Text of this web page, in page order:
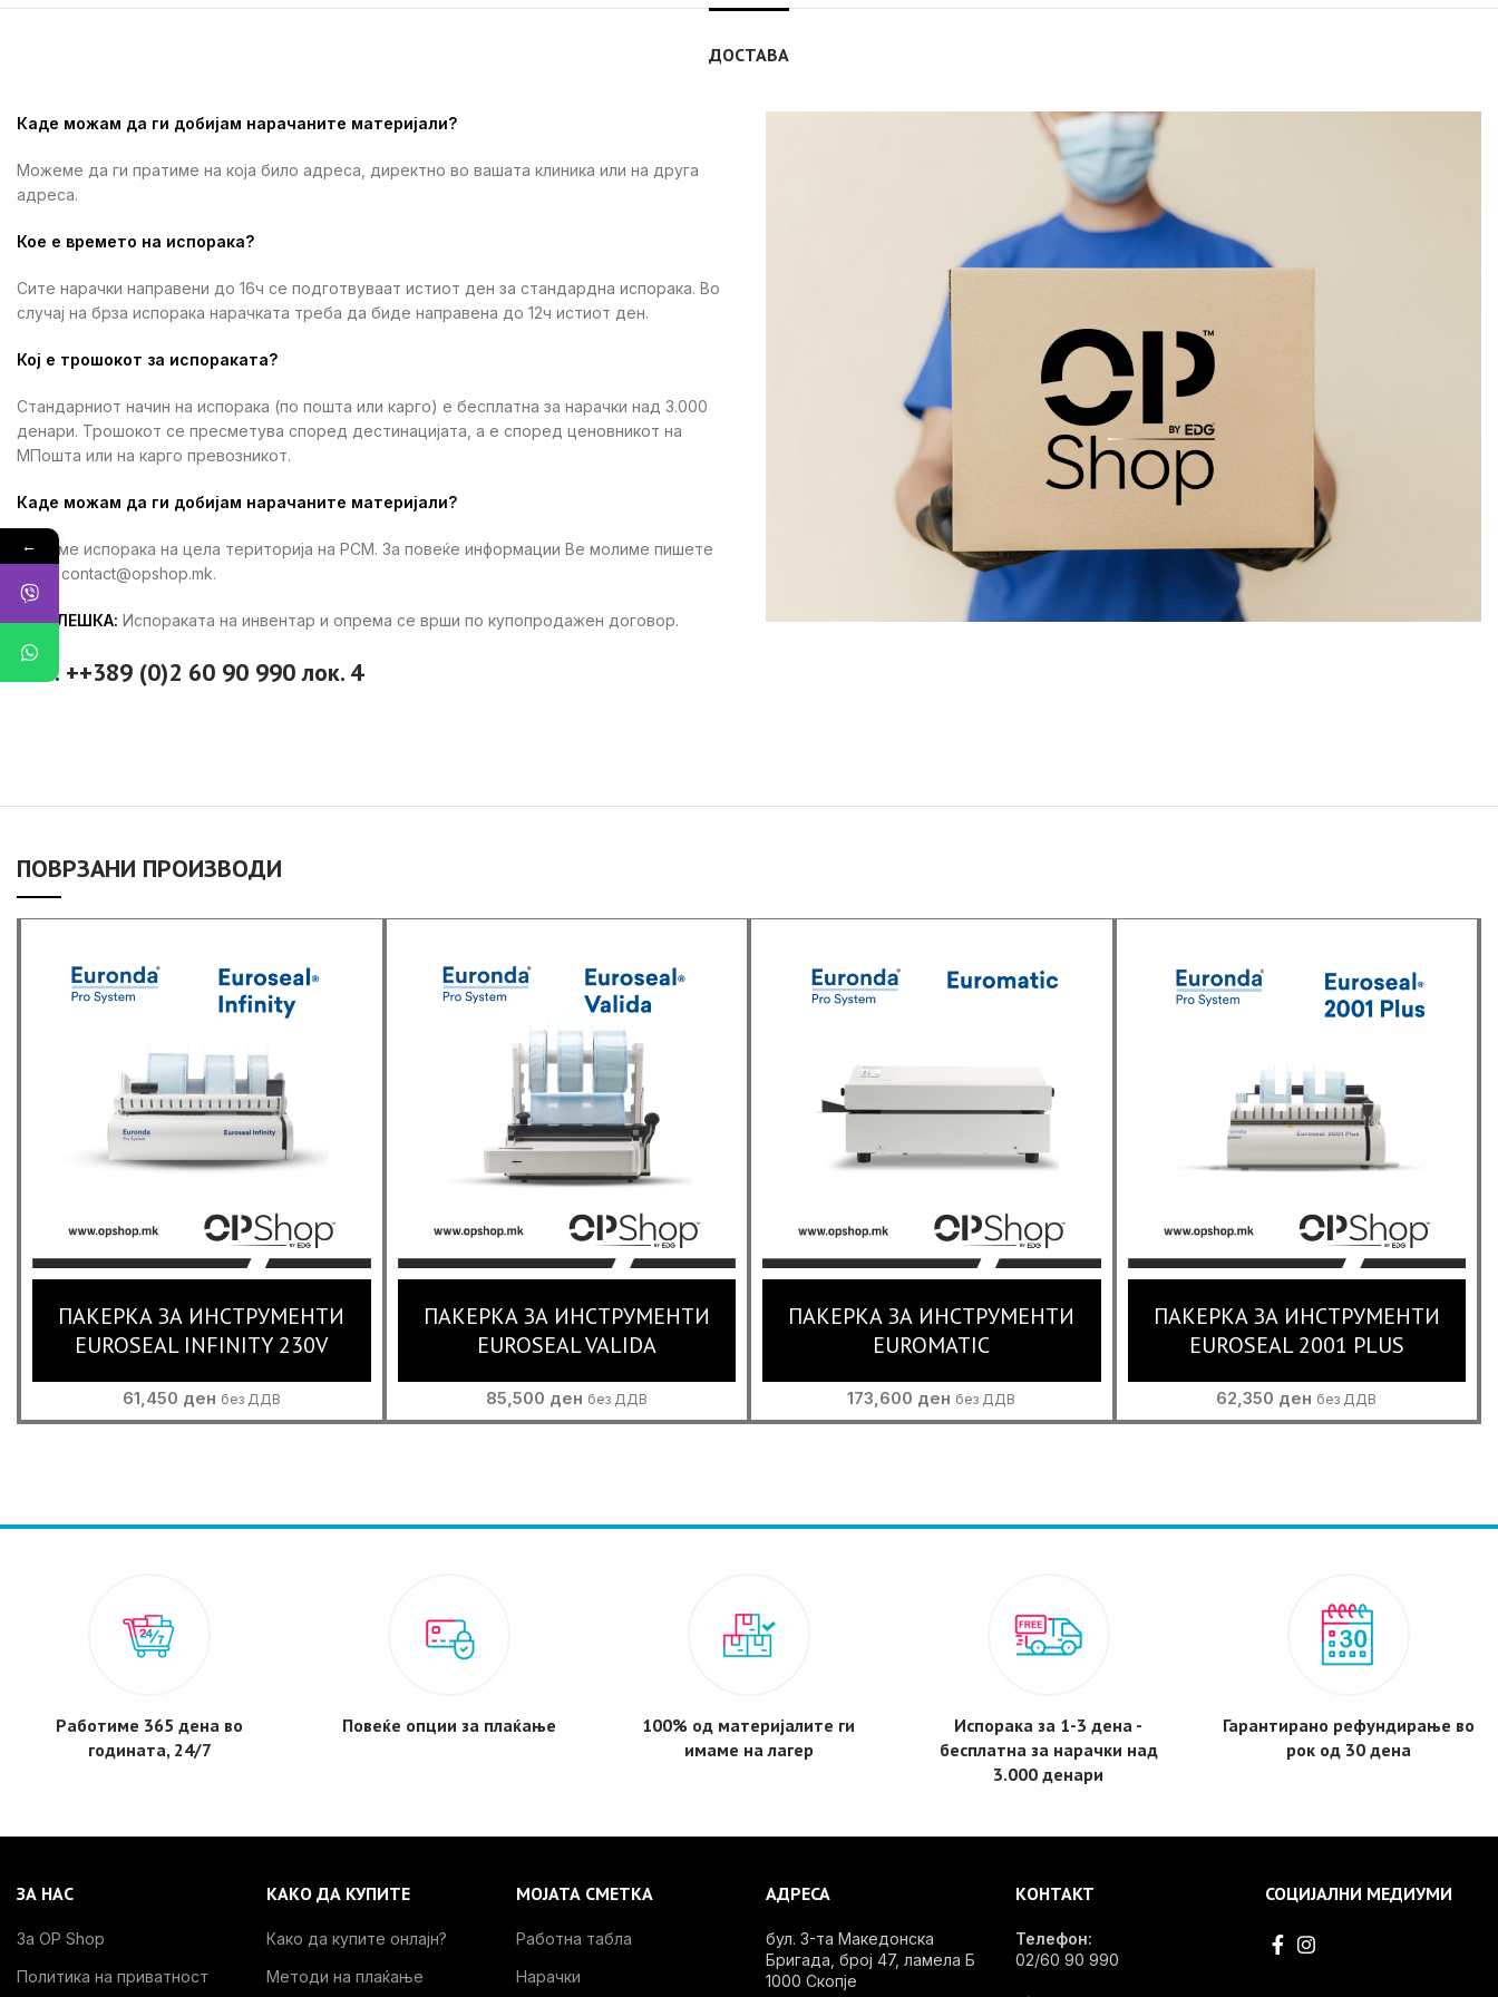
ДОСТАВА
Каде можам да ги добијам нарачаните материјали?
Можеме да ги пратиме на која било адреса, директно во вашата клиника или на друга
адреса.
Кое е времето на испорака?
Сите нарачки направени до 16ч се подготвуваат истиот ден за стандардна испорака. Во
случај на брза испорака нарачката треба да биде направена до 12ч истиот ден.
Кој е трошокот за испораката?
Стандарниот начин на испорака (по пошта или карго) е бесплатна за нарачки над 3.000
денари. Трошокот се пресметува според дестинацијата, а е според ценовникот на
МПошта или на карго превозникот.
Каде можам да ги добијам нарачаните материјали?
Вршиме испорака на цела територија на РСМ. За повеќе информации Ве молиме пишете
ни на contact@opshop.mk.
ЗАБЕЛЕШКА: Испораката на инвентар и опрема се врши по купопродажен договор.
тел: ++389 (0)2 60 90 990 лок. 4
ПОВРЗАНИ ПРОИЗВОДИ
ПАКЕРКА ЗА ИНСТРУМЕНТИ
EUROSEAL INFINITY 230V
61,450 ден без ДДВ
ПАКЕРКА ЗА ИНСТРУМЕНТИ
EUROSEAL VALIDA
85,500 ден без ДДВ
ПАКЕРКА ЗА ИНСТРУМЕНТИ
EUROMATIC
173,600 ден без ДДВ
ПАКЕРКА ЗА ИНСТРУМЕНТИ
EUROSEAL 2001 PLUS
62,350 ден без ДДВ
Работиме 365 дена во
годината, 24/7
Повеќе опции за плаќање
100% од материјалите ги
имаме на лагер
Испорака за 1-3 дена -
бесплатнa за нарачки над
3.000 денари
Гарантирано рефундирање во
рок од 30 дена
ЗА НАС
За OP Shop
Политика на приватност
КАКО ДА КУПИТЕ
Како да купите онлајн?
Методи на плаќање
МОЈАТА СМЕТКА
Работна табла
Нарачки
АДРЕСА
бул. 3-та Македонска
Бригада, број 47, ламела Б
1000 Скопје
КОНТАКТ
Телефон:
02/60 90 990
СОЦИЈАЛНИ МЕДИУМИ
←